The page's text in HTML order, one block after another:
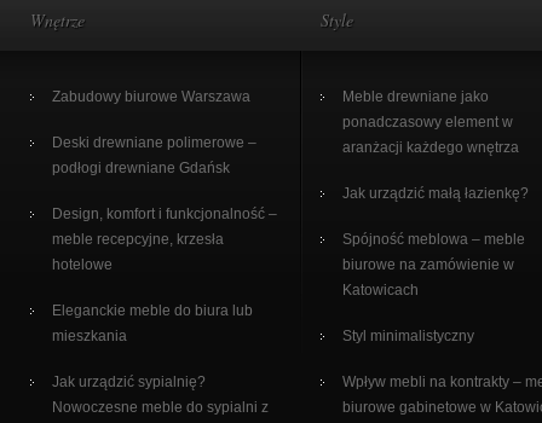
Wnętrze
Zabudowy biurowe Warszawa
Deski drewniane polimerowe –
podłogi drewniane Gdańsk
Design, komfort i funkcjonalność –
meble recepcyjne, krzesła
hotelowe
Eleganckie meble do biura lub
mieszkania
Jak urządzić sypialnię?
Nowoczesne meble do sypialni z
Style
Meble drewniane jako
ponadczasowy element w
aranżacji każdego wnętrza
Jak urządzić małą łazienkę?
Spójność meblowa – meble
biurowe na zamówienie w
Katowicach
Styl minimalistyczny
Wpływ mebli na kontrakty –
biurowe gabinetowe w